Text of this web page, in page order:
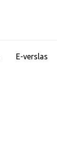
E-verslas